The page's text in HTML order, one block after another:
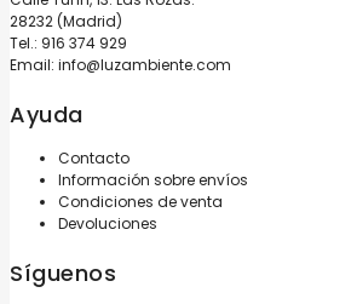
28232 (Madrid)
Tel.: 916 374 929
Email: info@luzambiente.com
Ayuda
Contacto
Información sobre envíos
Condiciones de venta
Devoluciones
Síguenos